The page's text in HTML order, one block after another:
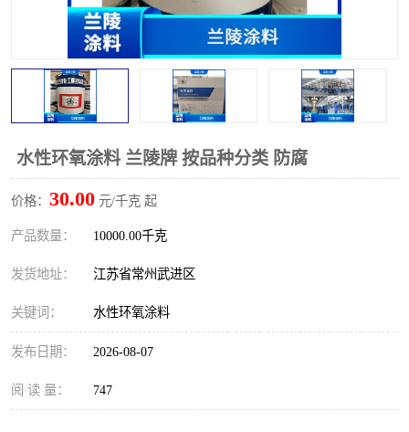
水性环氧涂料 兰陵牌 按品种分类 防腐
价格： 30.00 元/千克 起
产品数量： 10000.00千克
发货地址： 江苏省常州武进区
关键词： 水性环氧涂料
发布日期： 2026-08-07
阅 读 量： 747